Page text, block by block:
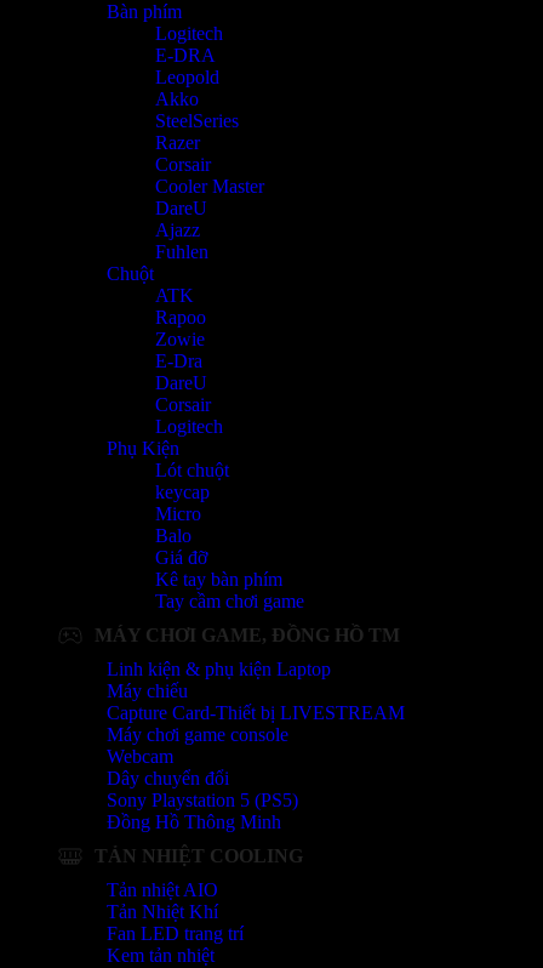
Bàn phím
Logitech
E-DRA
Leopold
Akko
SteelSeries
Razer
Corsair
Cooler Master
DareU
Ajazz
Fuhlen
Chuột
ATK
Rapoo
Zowie
E-Dra
DareU
Corsair
Logitech
Phụ Kiện
Lót chuột
keycap
Micro
Balo
Giá đỡ
Kê tay bàn phím
Tay cầm chơi game
MÁY CHƠI GAME, ĐỒNG HỒ TM
Linh kiện & phụ kiện Laptop
Máy chiếu
Capture Card-Thiết bị LIVESTREAM
Máy chơi game console
Webcam
Dây chuyển đổi
Sony Playstation 5 (PS5)
Đồng Hồ Thông Minh
TẢN NHIỆT COOLING
Tản nhiệt AIO
Tản Nhiệt Khí
Fan LED trang trí
Kem tản nhiệt